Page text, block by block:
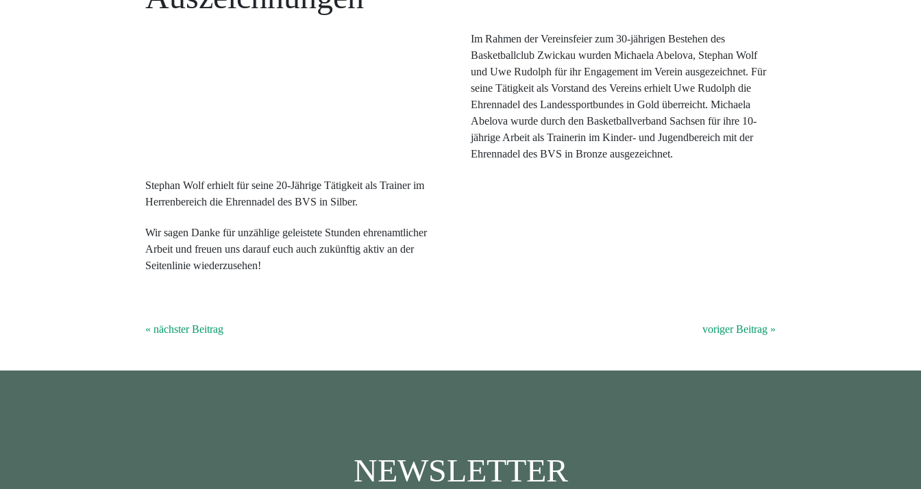
Im Rahmen der Vereinsfeier zum 30-jährigen Bestehen des
Basketballclub Zwickau wurden Michaela Abelova, Stephan Wolf
und Uwe Rudolph für ihr Engagement im Verein ausgezeichnet. Für
seine Tätigkeit als Vorstand des Vereins erhielt Uwe Rudolph die
Ehrennadel des Landessportbundes in Gold überreicht. Michaela
Abelova wurde durch den Basketballverband Sachsen für ihre 10-
jährige Arbeit als Trainerin im Kinder- und Jugendbereich mit der
Ehrennadel des BVS in Bronze ausgezeichnet.
Stephan Wolf erhielt für seine 20-Jährige Tätigkeit als Trainer im
Herrenbereich die Ehrennadel des BVS in Silber.
Wir sagen Danke für unzählige geleistete Stunden ehrenamtlicher
Arbeit und freuen uns darauf euch auch zukünftig aktiv an der
Seitenlinie wiederzusehen!
« nächster Beitrag voriger Beitrag »
NEWSLETTER